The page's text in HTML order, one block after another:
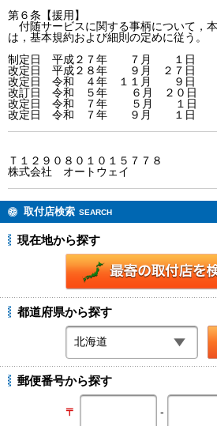
第６条【援用】
付随サービスに関する事柄について，
は，基本規約および細則の定めに従う。
制定日　平成２７年　　７月　　１日
改定日　平成２８年　　９月　２７日
改定日　令和　４年　１１月　　９日
改訂日　令和　５年 　 ６月　２０日
改定日　令和　７年  　５月　　１日
Ｔ１２９０８０１０１５７７８
取付店検索 SEARCH
現在地から探す
都道府県から探す
郵便番号から探す
〒 -